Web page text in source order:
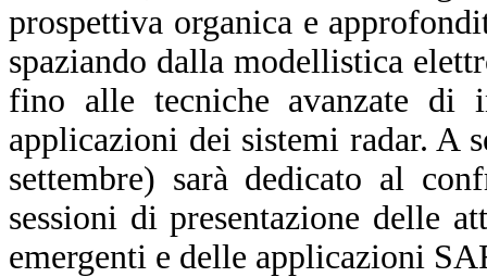
prospettiva organica e
spaziando dalla modellistica
fino alle tecniche avanzate
applicazioni dei sistemi radar. A
settembre) sarà dedicato al
sessioni di presentazione delle
emergenti e delle applicazioni